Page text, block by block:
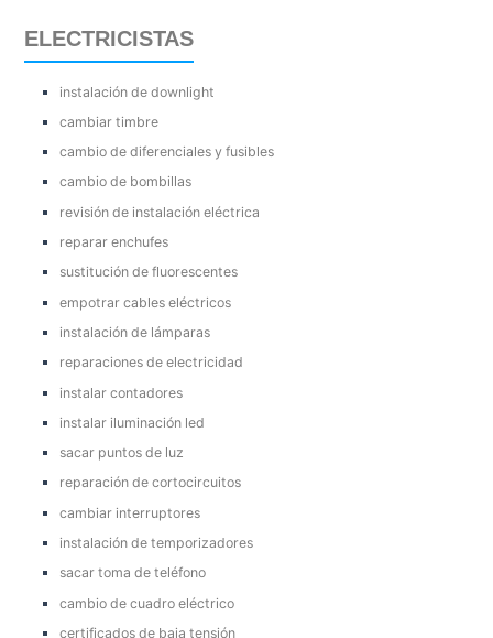
ELECTRICISTAS
instalación de downlight
cambiar timbre
cambio de diferenciales y fusibles
cambio de bombillas
revisión de instalación eléctrica
reparar enchufes
sustitución de fluorescentes
empotrar cables eléctricos
instalación de lámparas
reparaciones de electricidad
instalar contadores
instalar iluminación led
sacar puntos de luz
reparación de cortocircuitos
cambiar interruptores
instalación de temporizadores
sacar toma de teléfono
cambio de cuadro eléctrico
certificados de baja tensión